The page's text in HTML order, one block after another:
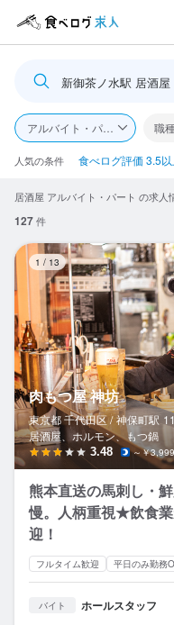
ログイ
食べログ求人TOP
求人検索
閲覧履歴
気になる求人
検索履歴・保存した条件
応募履歴
WEB履歴書
スカウト・メルマガ受信設
ヘルプ・お問い合わせフォーム
掲載をご検討の店舗様へ
食べログ求人PRESS
新御茶ノ水駅 居酒屋
アルバイト・パート 職
人気の条件 食べログ評価 3.5以
居酒屋 アルバイト・パート の求人
127件
1 / 13
肉もつ屋 神坊
東京都 千代田区 / 神保町駅
居酒屋、ホルモン、もつ鍋
3.48 ～￥3,999
熊本直送の馬刺し・
慢。人柄重視★飲食
迎！
フルタイム歓迎 平日のみ勤務
バイト ホールスタッフ